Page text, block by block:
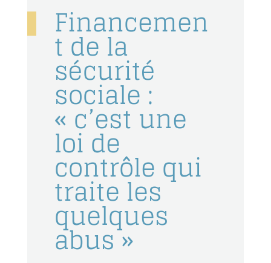
Financemen
t de la
sécurité
sociale :
« c’est une
loi de
contrôle qui
traite les
quelques
abus »